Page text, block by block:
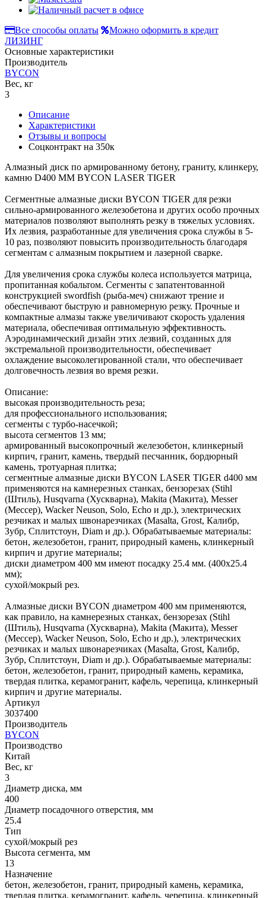
Все способы оплаты
Можно оформить в кредит
ЛИЗИНГ
Основные характеристики
Производитель
BYCON
Вес, кг
3
Описание
Характеристики
Отзывы и вопросы
Соцконтракт на 350к
Алмазный диск по армированному бетону, граниту, клинкеру,
камню D400 ММ BYCON LASER TIGER
Сегментные алмазные диски BYCON TIGER для резки
сильно-армированного железобетона и других особо прочных
материалов позволяют выполнять резку в тяжелых условиях.
Их лезвия, разработанные для увеличения срока службы в 5-
10 раз, позволяют повысить производительность благодаря
сегментам с алмазным покрытием и лазерной сварке.
Для увеличения срока службы колеса используется матрица,
пропитанная кобальтом. Сегменты с запатентованной
конструкцией swordfish (рыба-меч) снижают трение и
обеспечивают быструю и равномерную резку. Прочные и
компактные алмазы также увеличивают скорость удаления
материала, обеспечивая оптимальную эффективность.
Аэродинамический дизайн этих лезвий, созданных для
экстремальной производительности, обеспечивает
охлаждение высоколегированной стали, что обеспечивает
долговечность лезвия во время резки.
Описание:
высокая производительность реза;
для профессионального использования;
сегменты с турбо-насечкой;
высота сегментов 13 мм;
армированный высокопрочный железобетон, клинкерный
кирпич, гранит, камень, твердый песчанник, бордюрный
камень, тротуарная плитка;
сегментные алмазные диски BYCON LASER TIGER d400 мм
применяются на камнерезныx станках, бензорезах (Stihl
(Штиль), Husqvarna (Хускварна), Makita (Макита), Messer
(Мессер), Wacker Neuson, Solo, Echo и др.), электрических
резчиках и малых швонарезчиках (Masalta, Grost, Калибр,
Зубр, Сплитстоун, Diam и др.). Обрабатываемые материалы:
бетон, железобетон, гранит, природный камень, клинкерный
кирпич и другие материалы;
диски диаметром 400 мм имеют посадку 25.4 мм. (400х25.4
мм);
сухой/мокрый рез.
Алмазные диски BYCON диаметром 400 мм применяются,
как правило, на камнерезных станках, бензорезах (Stihl
(Штиль), Husqvarna (Хускварна), Makita (Макита), Messer
(Мессер), Wacker Neuson, Solo, Echo и др.), электрических
резчиках и малых швонарезчиках (Masalta, Grost, Калибр,
Зубр, Сплитстоун, Diam и др.). Обрабатываемые материалы:
бетон, железобетон, гранит, природный камень, керамика,
твердая плитка, керамогранит, кафель, черепица, клинкерный
кирпич и другие материалы.
Артикул
3037400
Производитель
BYCON
Производство
Китай
Вес, кг
3
Диаметр диска, мм
400
Диаметр посадочного отверстия, мм
25.4
Тип
сухой/мокрый рез
Высота сегмента, мм
13
Назначение
бетон, железобетон, гранит, природный камень, керамика,
твердая плитка, керамогранит, кафель, черепица, клинкерный